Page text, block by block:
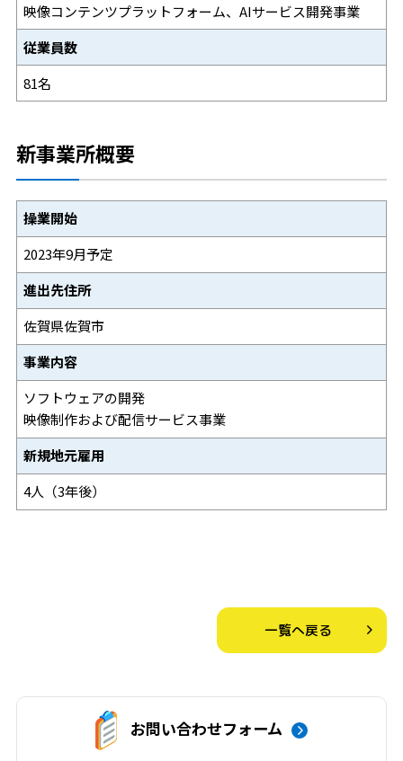
映像コンテンツプラットフォーム、AIサービス開発事業
従業員数
81名
新事業所概要
操業開始
2023年9月予定
進出先住所
佐賀県佐賀市
事業内容
ソフトウェアの開発
映像制作および配信サービス事業
新規地元雇用
4人（3年後）
一覧へ戻る
お問い合わせフォーム